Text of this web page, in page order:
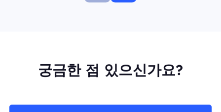
궁금한 점 있으신가요?